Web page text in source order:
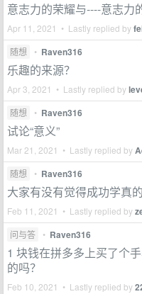
意志力的荣耀与----意志力
Apr 11, 2021 • Lastly replied by
随想 • Raven316
乐趣的来源？
Apr 3, 2021 • Lastly replied by
随想 • Raven316
试论“意义”
Mar 21, 2021 • Lastly replied by
随想 • Raven316
大家有没有觉得成功学真
Feb 11, 2021 • Lastly replied by
问与答 • Raven316
1 块钱在拼多多上买了个
的吗？
Feb 10, 2021 • Lastly replied by